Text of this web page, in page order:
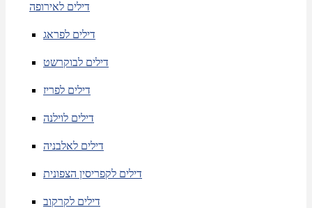
דילים לאירופה
דילים לפראג
דילים לבוקרשט
דילים לפריז
דילים לוילנה
דילים לאלבניה
דילים לקפריסין הצפונית
דילים לקרקוב